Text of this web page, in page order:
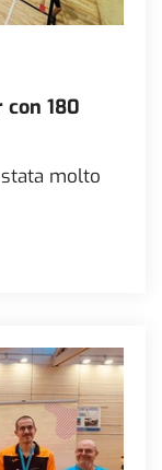
180
molto